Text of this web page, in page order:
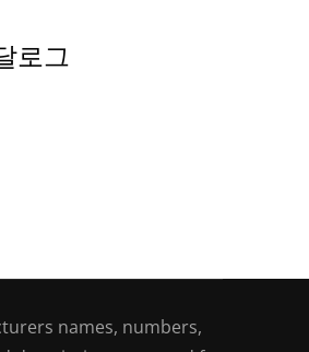
로그
names, numbers,